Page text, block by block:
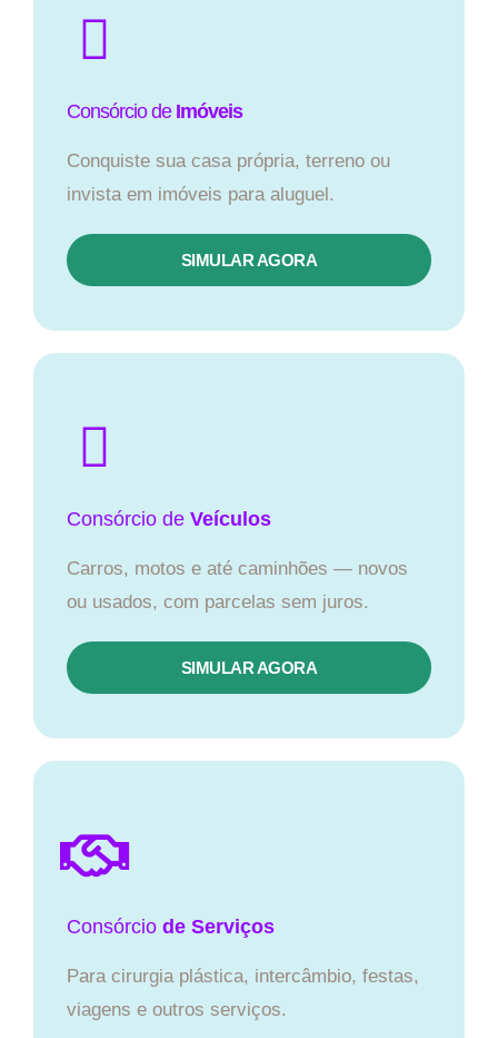
Consórcio de Imóveis
Conquiste sua casa própria, terreno ou
invista em imóveis para aluguel.
SIMULAR AGORA​
Consórcio de Veículos
Carros, motos e até caminhões — novos
ou usados, com parcelas sem juros.
SIMULAR AGORA
Consórcio de Serviços
Para cirurgia plástica, intercâmbio, festas,
viagens e outros serviços.